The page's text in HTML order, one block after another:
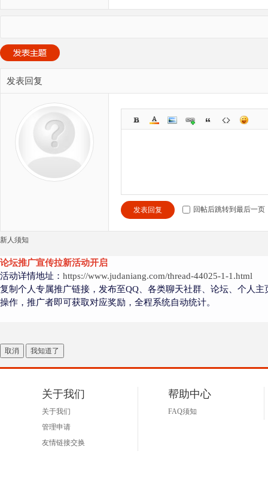
发表回复
发表回复 回帖后跳转到最后一页
新人须知
论坛推广宣传拉新活动开启
活动详情地址： https://www.judaniang.com/thread-44025-1-1.html
复制个人专属推广链接，发布至QQ、各类聊天社群、论坛、个人
操作，推广者即可获取对应奖励，全程系统自动统计。
取消 我知道了
关于我们
关于我们
管理申请
友情链接交换
帮助中心
FAQ须知